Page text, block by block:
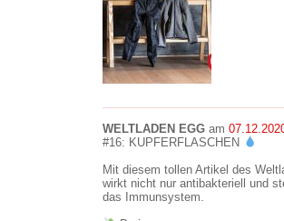
WELTLADEN EGG am
#16: KUPFERFLASCHEN
Mit diesem tollen Artikel des
wirkt nicht nur antibakteriell und
das Immunsystem.